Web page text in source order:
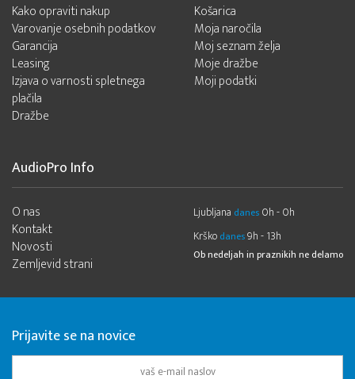
Kako opraviti nakup
Varovanje osebnih podatkov
Garancija
Leasing
Izjava o varnosti spletnega
plačila
Dražbe
Košarica
Moja naročila
Moj seznam želja
Moje dražbe
Moji podatki
AudioPro Info
O nas
Kontakt
Novosti
Zemljevid strani
Ljubljana danes 0h - 0h
Krško danes9h - 13h
Ob nedeljah in praznikih ne delamo
Prijavite se na novice